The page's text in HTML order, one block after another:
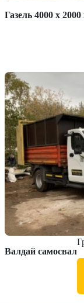
Газель 4000 x 2000
Валдай самосвал